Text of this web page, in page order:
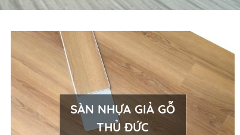
SÀN NHỰA GIẢ GỖ
THỦ ĐỨC